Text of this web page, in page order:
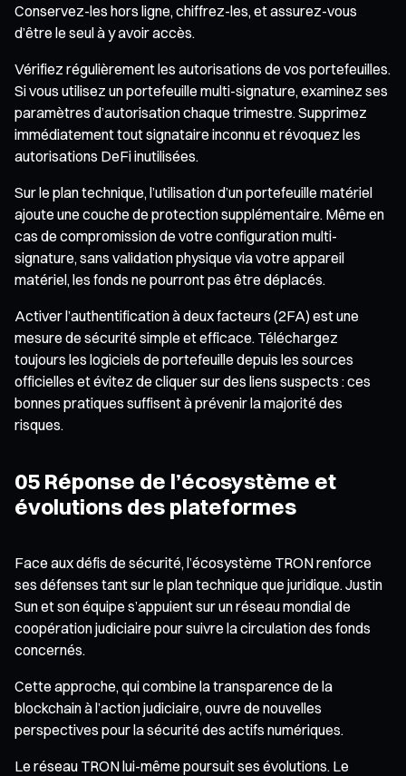
Conservez-les hors ligne, chiffrez-les, et assurez-vous
d’être le seul à y avoir accès.
Vérifiez régulièrement les autorisations de vos portefeuilles.
Si vous utilisez un portefeuille multi-signature, examinez ses
paramètres d’autorisation chaque trimestre. Supprimez
immédiatement tout signataire inconnu et révoquez les
autorisations DeFi inutilisées.
Sur le plan technique, l’utilisation d’un portefeuille matériel
ajoute une couche de protection supplémentaire. Même en
cas de compromission de votre configuration multi-
signature, sans validation physique via votre appareil
matériel, les fonds ne pourront pas être déplacés.
Activer l’authentification à deux facteurs (2FA) est une
mesure de sécurité simple et efficace. Téléchargez
toujours les logiciels de portefeuille depuis les sources
officielles et évitez de cliquer sur des liens suspects : ces
bonnes pratiques suffisent à prévenir la majorité des
risques.
05 Réponse de l’écosystème et
évolutions des plateformes
Face aux défis de sécurité, l’écosystème TRON renforce
ses défenses tant sur le plan technique que juridique. Justin
Sun et son équipe s’appuient sur un réseau mondial de
coopération judiciaire pour suivre la circulation des fonds
concernés.
Cette approche, qui combine la transparence de la
blockchain à l’action judiciaire, ouvre de nouvelles
perspectives pour la sécurité des actifs numériques.
Le réseau TRON lui-même poursuit ses évolutions. Le